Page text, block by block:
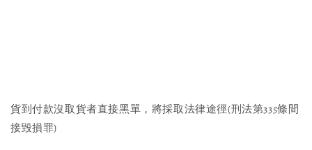
貨到付款沒取貨者直接黑單，將採取法律途徑(刑法第335條間
接毀損罪)